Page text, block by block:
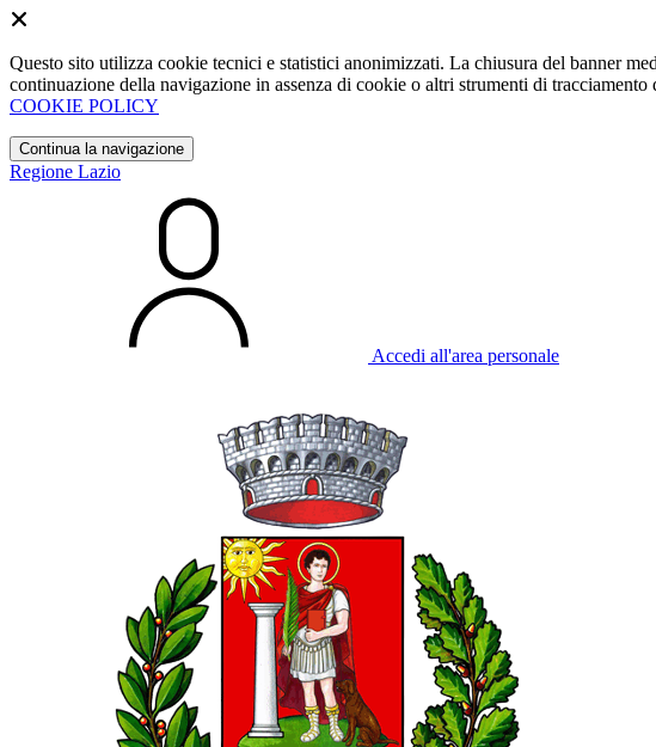
Questo sito utilizza cookie tecnici e statistici anonimizzati. La chiusura del banner
continuazione della navigazione in assenza di cookie o altri strumenti di
COOKIE POLICY
Continua la navigazione
Regione Lazio
Accedi all'area personale